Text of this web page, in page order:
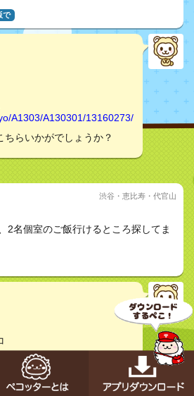
で
A1303/A130301/13160273/
ちらいかがでしょうか？
渋谷・恵比寿・代官山
2名個室のご飯行けるところ探してま
A1303/A130301/13160273/
。個室で楽しめるお店ペコ。